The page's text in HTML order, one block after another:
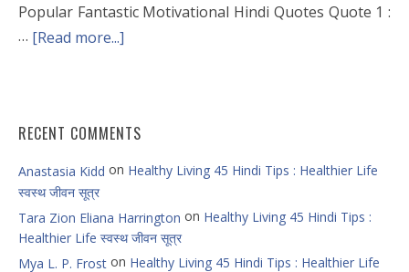
Popular Fantastic Motivational Hindi Quotes Quote 1 :
… [Read more...]
RECENT COMMENTS
Anastasia Kidd on Healthy Living 45 Hindi Tips : Healthier Life
स्वस्थ जीवन सूत्र
Tara Zion Eliana Harrington on Healthy Living 45 Hindi Tips :
Healthier Life स्वस्थ जीवन सूत्र
Mya L. P. Frost on Healthy Living 45 Hindi Tips : Healthier Life